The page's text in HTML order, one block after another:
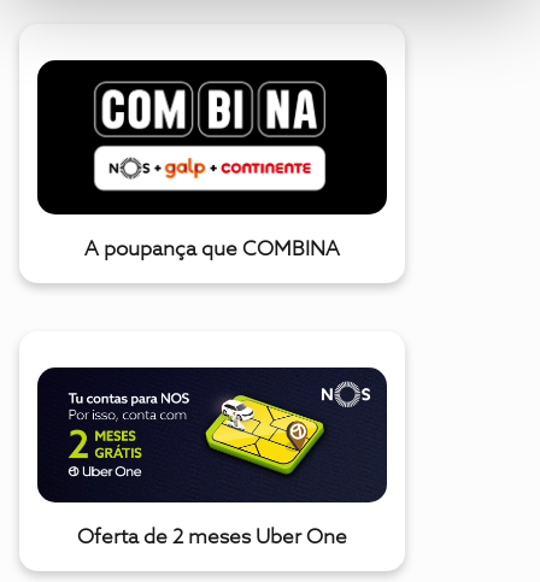
A poupança que COMBINA
Oferta de 2 meses Uber One